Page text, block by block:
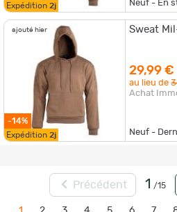
Expédition 2j Neuf - En
ajouté hier
-14%
Expédition 2j
Sweat
29,99 €
au lieu de
Achat
Neuf -
Précédent 1 /15